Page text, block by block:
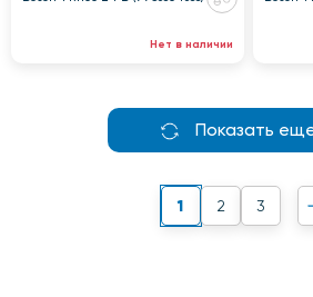
Нет в наличии
Показать
1 2 3